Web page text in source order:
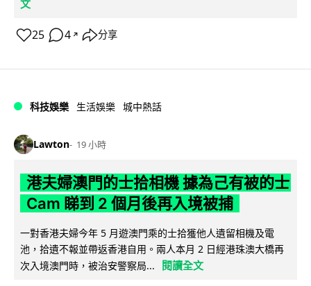
文
25 4 ↗ 分享
科技娛樂 生活娛樂 城中熱話
Lawton 19 小時
港夫婦澳門的士拾相機 據為己有被的士
Cam 睇到 2 個月後再入境被捕
一對香港夫婦今年 5 月遊澳門乘的士拾獲他人遺留相機及電
池，拾遺不報並帶返香港自用。兩人本月 2 日經港珠澳大橋再
次入境澳門時，被治安警察局...
閱讀全文